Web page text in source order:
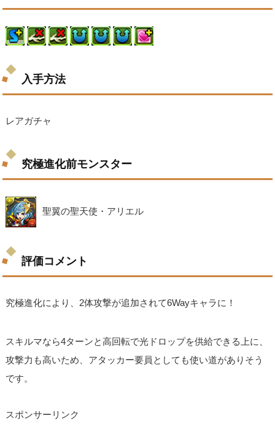
入手方法
レアガチャ
究極進化前モンスター
聖翼の聖天使・アリエル
評価コメント
究極進化により、2体攻撃が追加されて6Wayキャラに！
スキルマなら4ターンと高回転で光ドロップを供給できる上に、
攻撃力も高いため、アタッカー要員としても使い道がありそう
です。
スポンサーリンク